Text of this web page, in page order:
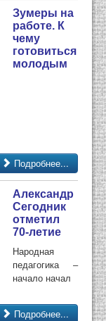
Зумеры на
работе. К
чему
готовиться
молодым
Подробнее...
Александр
Сегодник
отметил
70-летие
Народная
педагогика –
начало начал
Подробнее...